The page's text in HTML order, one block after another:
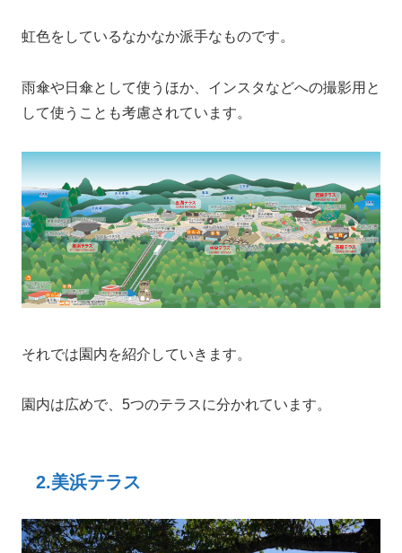
虹色をしているなかなか派手なものです。
雨傘や日傘として使うほか、インスタなどへの撮影用と
して使うことも考慮されています。
それでは園内を紹介していきます。
園内は広めで、5つのテラスに分かれています。
2.美浜テラス